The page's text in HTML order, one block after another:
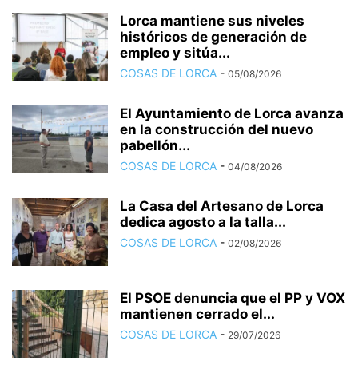
Lorca mantiene sus niveles
históricos de generación de
empleo y sitúa...
COSAS DE LORCA - 05/08/2026
El Ayuntamiento de Lorca avanza
en la construcción del nuevo
pabellón...
COSAS DE LORCA - 04/08/2026
La Casa del Artesano de Lorca
dedica agosto a la talla...
COSAS DE LORCA - 02/08/2026
El PSOE denuncia que el PP y VOX
mantienen cerrado el...
COSAS DE LORCA - 29/07/2026